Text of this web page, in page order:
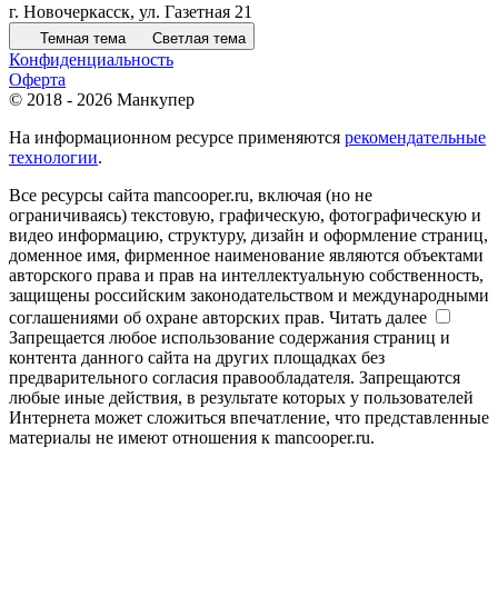
г. Новочеркасск, ул. Газетная 21
Темная тема Светлая тема
Конфиденциальность
Оферта
© 2018 - 2026 Манкупер
На информационном ресурсе применяются рекомендательные
технологии.
Все ресурсы сайта mancooper.ru, включая (но не
ограничиваясь) текстовую, графическую, фотографическую и
видео информацию, структуру, дизайн и оформление страниц,
доменное имя, фирменное наименование являются объектами
авторского права и прав на интеллектуальную собственность,
защищены российским законодательством и международными
соглашениями об охране авторских прав. Читать далее
Запрещается любое использование содержания страниц и
контента данного сайта на других площадках без
предварительного согласия правообладателя. Запрещаются
любые иные действия, в результате которых у пользователей
Интернета может сложиться впечатление, что представленные
материалы не имеют отношения к mancooper.ru.